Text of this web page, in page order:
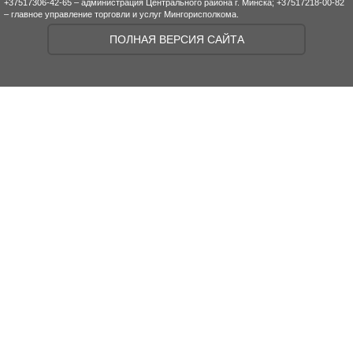
+37517306-42-65 – администрация Центрального района г. Минска; +37517218-00-82
– главное управление торговли и услуг Мингорисполкома.
ПОЛНАЯ ВЕРСИЯ САЙТА